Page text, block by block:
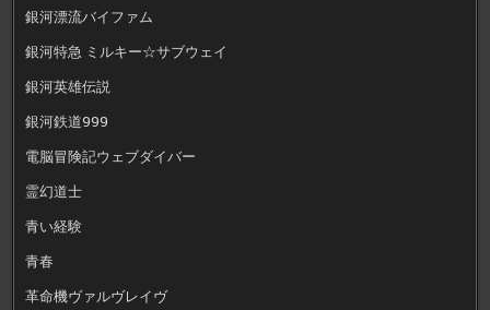
銀河漂流バイファム
銀河特急 ミルキー☆サブウェイ
銀河英雄伝説
銀河鉄道999
電脳冒険記ウェブダイバー
霊幻道士
青い経験
青春
革命機ヴァルヴレイヴ